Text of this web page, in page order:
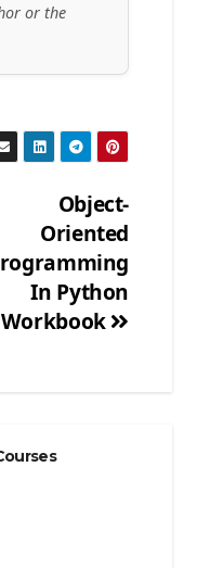
or the
Object-
Oriented
In Python
Workbook